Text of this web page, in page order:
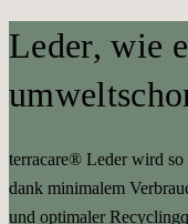
Leder, wie
terracare® Leder wird
dank minimalem
und optimaler